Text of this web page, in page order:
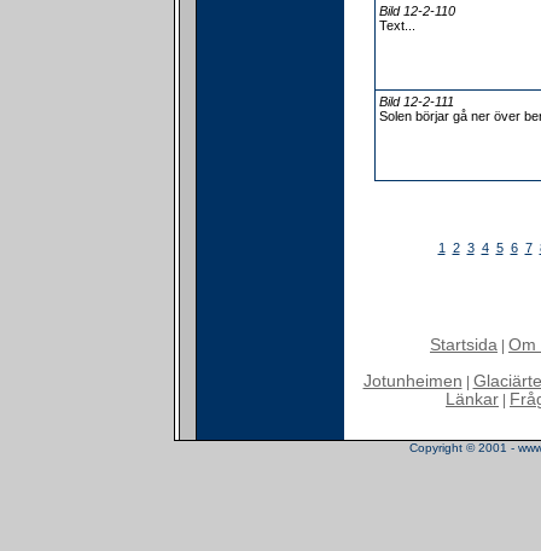
Bild 12-2-110
Text...
Bild 12-2-111
Solen börjar gå ner över
1 2 3 4 5 6 7
Startsida Om
Jotunheimen
Länkar
Copyright © 2001 -